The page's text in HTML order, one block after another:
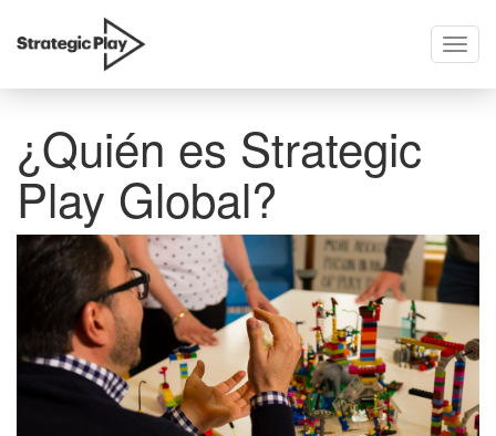
skip
¿Quién es Strategic
Play Global?